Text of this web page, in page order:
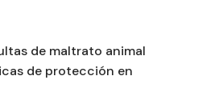
de maltrato animal
de protección en